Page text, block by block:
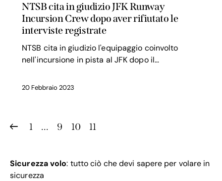
NTSB cita in giudizio JFK Runway
Incursion Crew dopo aver rifiutato le
interviste registrate
NTSB cita in giudizio l'equipaggio coinvolto
nell'incursione in pista al JFK dopo il…
20 Febbraio 2023
1 … 9 10 11
Sicurezza volo: tutto ciò che devi sapere per volare in
sicurezza